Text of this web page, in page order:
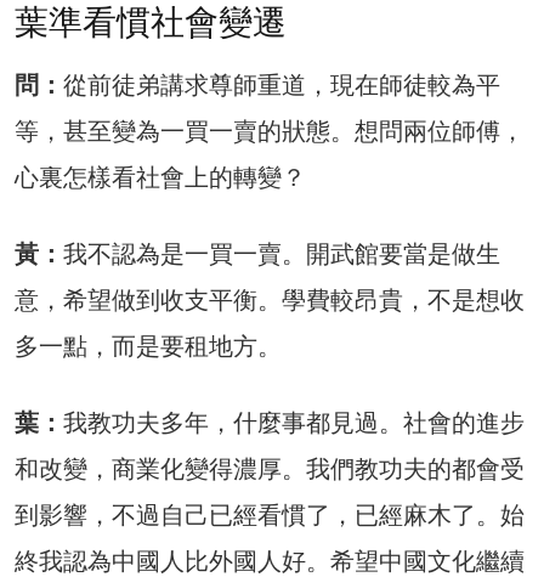
葉準看慣社會變遷
問： 從前徒弟講求尊師重道，現在師徒較為平
等，甚至變為一買一賣的狀態。想問兩位師傅，
心裏怎樣看社會上的轉變？
黃： 我不認為是一買一賣。開武館要當是做生
意，希望做到收支平衡。學費較昂貴，不是想收
多一點，而是要租地方。
葉： 我教功夫多年，什麼事都見過。社會的進步
和改變，商業化變得濃厚。我們教功夫的都會受
到影響，不過自己已經看慣了，已經麻木了。始
終我認為中國人比外國人好。希望中國文化繼續